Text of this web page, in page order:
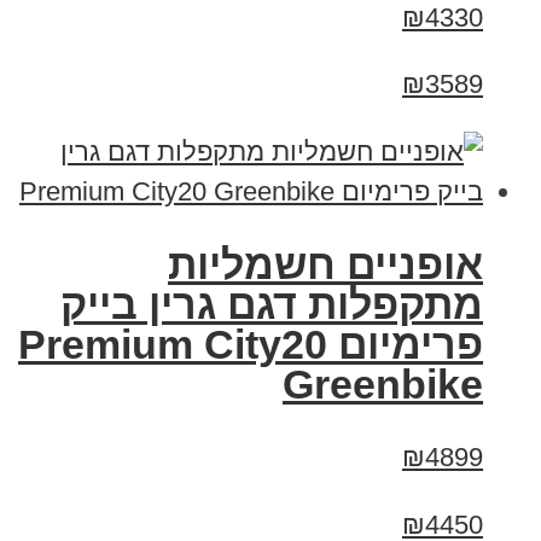
₪4330
₪3589
אופניים חשמליות
מתקפלות דגם גרין בייק
פרימיום Premium City20
Greenbike
₪4899
₪4450